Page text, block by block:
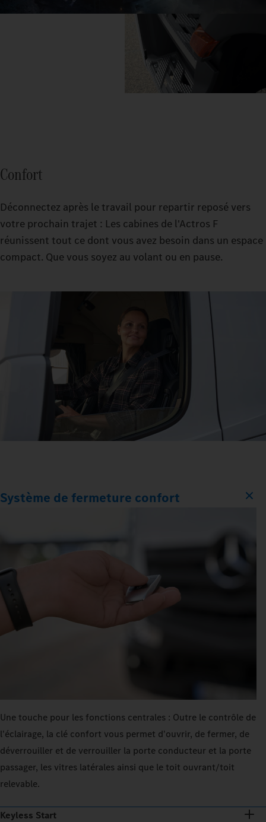
Confort
Déconnectez après le travail pour repartir reposé vers
votre prochain trajet : Les cabines de l'Actros F
réunissent tout ce dont vous avez besoin dans un espace
compact. Que vous soyez au volant ou en pause.
Système de fermeture confort
Une touche pour les fonctions centrales : Outre le contrôle de
l'éclairage, la clé confort vous permet d'ouvrir, de fermer, de
déverrouiller et de verrouiller la porte conducteur et la porte
passager, les vitres latérales ainsi que le toit ouvrant/toit
relevable.
Keyless Start